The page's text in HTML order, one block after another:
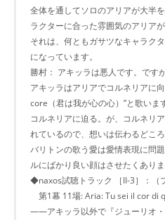
全体を通してソロのアリアが大半
ラクターに合った雰囲気のアリア
それは、何ともガサツなキャラク
になっています。
勝村： アキッラは悪人です。です
アキッラはアリアでコルネリアに
core（君は我が心の心）”と歌い
コルネリアに迫る。が、コルネリ
れているので、想いは伝わるどこ
バリトンの歌う愛は愛情表現に問
ルにばかり良い顔はさせたくありま
◆naxos試聴トラック ［II-3］：（
第1幕 11場: Aria: Tu sei il cor di
――アキッラ以外で『ジューリオ